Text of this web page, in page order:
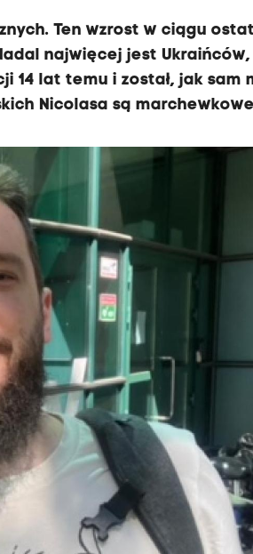
Ten wzrost w ciągu
najwięcej jest Ukraińców,
14 lat temu i został, jak sam
Nicolasa są marchewkowe